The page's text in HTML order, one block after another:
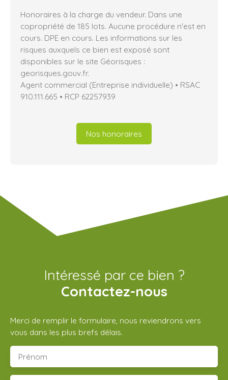
Honoraires à la charge du vendeur. Dans une
copropriété de 185 lots. Aucune procédure n'est en
cours. DPE en cours. Les informations sur les
risques auxquels ce bien est exposé sont
disponibles sur le site Géorisques :
georisques.gouv.fr.
Agent commercial (Entreprise individuelle) • RSAC
910.111.665 • RCP 62257939
Nos honoraires
Intéressé par ce bien ?
Contactez-nous
Merci de remplir le formulaire, nous reviendrons vers
vous dans les plus brefs délais.
Prénom